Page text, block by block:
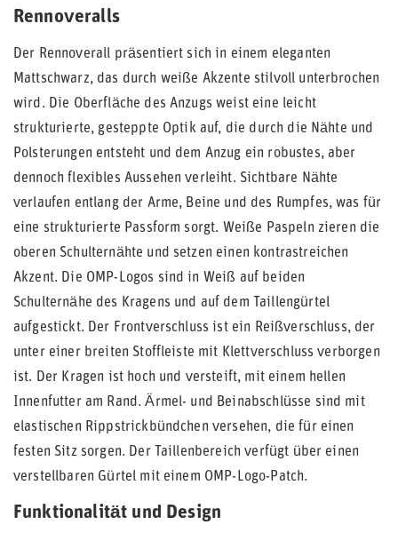
Rennoveralls
Der Rennoverall präsentiert sich in einem eleganten
Mattschwarz, das durch weiße Akzente stilvoll unterbrochen
wird. Die Oberfläche des Anzugs weist eine leicht
strukturierte, gesteppte Optik auf, die durch die Nähte und
Polsterungen entsteht und dem Anzug ein robustes, aber
dennoch flexibles Aussehen verleiht. Sichtbare Nähte
verlaufen entlang der Arme, Beine und des Rumpfes, was für
eine strukturierte Passform sorgt. Weiße Paspeln zieren die
oberen Schulternähte und setzen einen kontrastreichen
Akzent. Die OMP-Logos sind in Weiß auf beiden
Schulternähe des Kragens und auf dem Taillengürtel
aufgestickt. Der Frontverschluss ist ein Reißverschluss, der
unter einer breiten Stoffleiste mit Klettverschluss verborgen
ist. Der Kragen ist hoch und versteift, mit einem hellen
Innenfutter am Rand. Ärmel- und Beinabschlüsse sind mit
elastischen Rippstrickbündchen versehen, die für einen
festen Sitz sorgen. Der Taillenbereich verfügt über einen
verstellbaren Gürtel mit einem OMP-Logo-Patch.
Funktionalität und Design